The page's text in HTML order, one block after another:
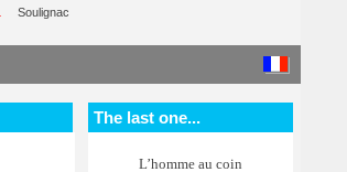
Soulignac
The last one...
L’homme au coin